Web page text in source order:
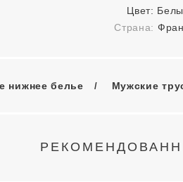
Цвет:
Страна:
нижнее белье Мужские